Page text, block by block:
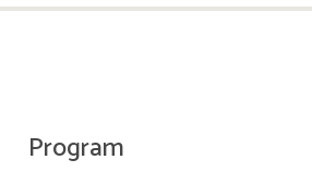
Program